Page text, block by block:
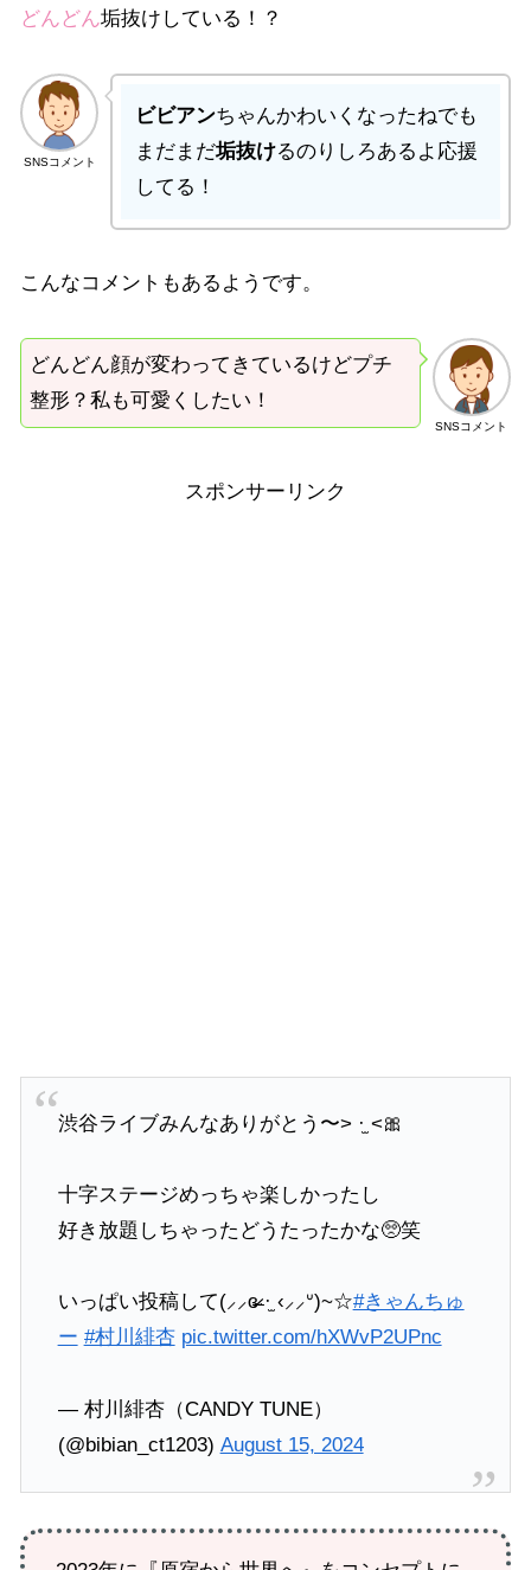
どんどん垢抜けしている！？
SNSコメント
ビビアンちゃんかわいくなったねでも
まだまだ垢抜けるのりしろあるよ応援
してる！
こんなコメントもあるようです。
SNSコメント
どんどん顔が変わってきているけどプチ
整形？私も可愛くしたい！
スポンサーリンク
渋谷ライブみんなありがとう〜> ·̫ <🎀
十字ステージめっちゃ楽しかったし
好き放題しちゃったどうたったかな🥺笑
いっぱい投稿して(⸝⸝ɞ̴̶̷ ·̫ ‹⸝⸝ᐡ)~☆#きゃんちゅ
ー #村川緋杏 pic.twitter.com/hXWvP2UPnc
— 村川緋杏（CANDY TUNE）
(@bibian_ct1203) August 15, 2024